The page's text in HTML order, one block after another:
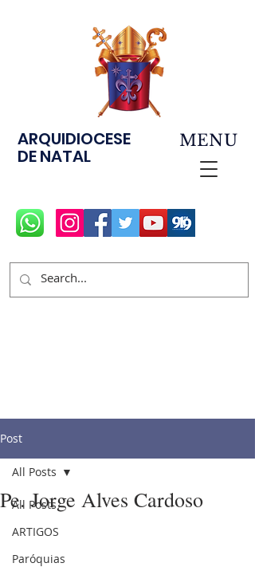
ARQUIDIOCESE
DE NATAL
MENU
Post
All Posts
ARTIGOS
Paróquias
All Posts
Pe. Jorge Alves Cardoso